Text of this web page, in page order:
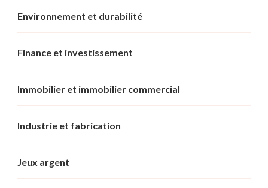
Environnement et durabilité
Finance et investissement
Immobilier et immobilier commercial
Industrie et fabrication
Jeux argent